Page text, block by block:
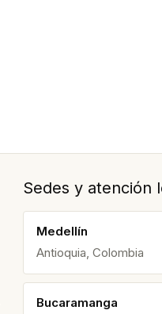
Sedes y atención
Medellín
Antioquia, Colombia
Bucaramanga